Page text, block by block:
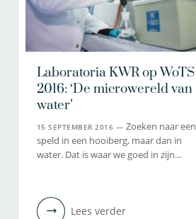
Laboratoria KWR op WoTS
2016: ‘De microwereld van
water’
15 SEPTEMBER 2016 — Zoeken naar een
speld in een hooiberg, maar dan in
water. Dat is waar we goed in zijn…
Lees verder